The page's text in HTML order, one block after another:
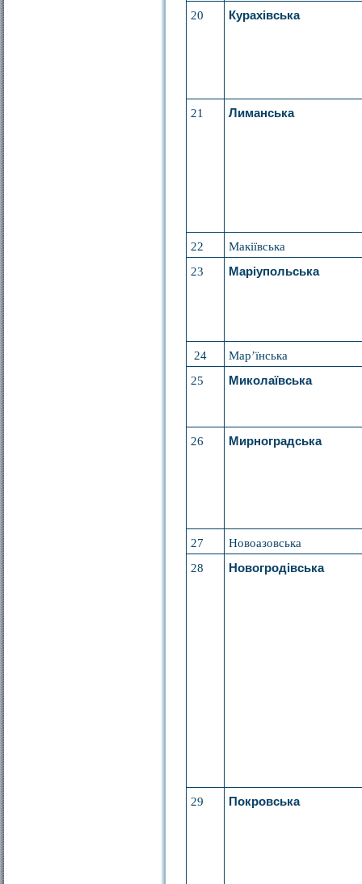
20 Курахівська
21 Лиманська
22
Макіївська
23
Маріупольська
24
Мар’їнська
25
Миколаївська
26 Мирноградська
27
Новоазовська
28
Новогродівська
29 Покровська